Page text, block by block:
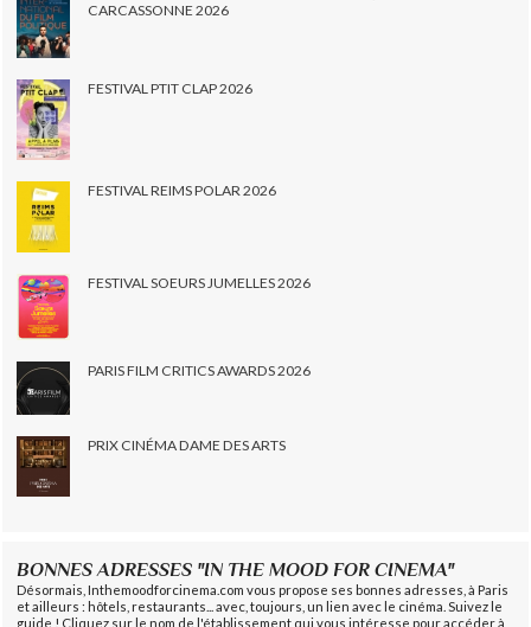
CARCASSONNE 2026
FESTIVAL PTIT CLAP 2026
FESTIVAL REIMS POLAR 2026
FESTIVAL SOEURS JUMELLES 2026
PARIS FILM CRITICS AWARDS 2026
PRIX CINÉMA DAME DES ARTS
BONNES ADRESSES "IN THE MOOD FOR CINEMA"
Désormais, Inthemoodforcinema.com vous propose ses bonnes adresses, à Paris
et ailleurs : hôtels, restaurants... avec, toujours, un lien avec le cinéma. Suivez le
guide ! Cliquez sur le nom de l'établissement qui vous intéresse pour accéder à